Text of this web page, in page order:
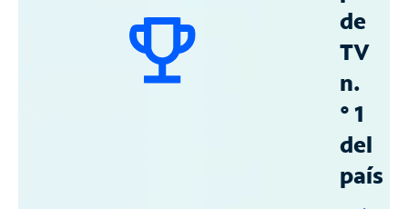
de
TV
n.
° 1
del
país